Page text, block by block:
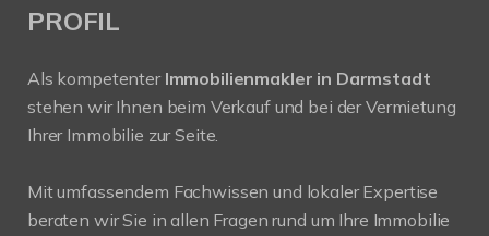
PROFIL
Als kompetenter Immobilienmakler in Darmstadt
stehen wir Ihnen beim Verkauf und bei der Vermietung
Ihrer Immobilie zur Seite.
Mit umfassendem Fachwissen und lokaler Expertise
beraten wir Sie in allen Fragen rund um Ihre Immobilie